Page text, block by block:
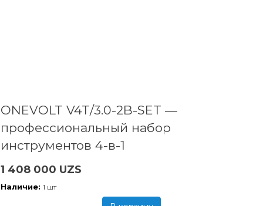
ONEVOLT V4T/3.0-2B-SET —
профессиональный набор
инструментов 4-в-1
1 408 000 UZS
Наличие: 1 шт